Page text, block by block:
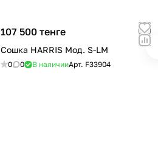
107 500 тенге
Сошка HARRIS Мод. S-LM
0 0 В наличииАрт. F33904